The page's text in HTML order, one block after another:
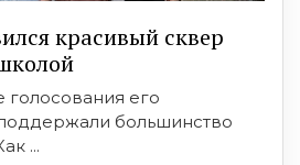
красивый сквер
голосования его
большинство
...